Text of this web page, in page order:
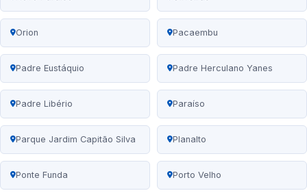
Orion Pacaembu
Padre Eustáquio Padre Herculano Yanes
Padre Libério Paraíso
Parque Jardim Capitão Silva Planalto
Ponte Funda Porto Velho